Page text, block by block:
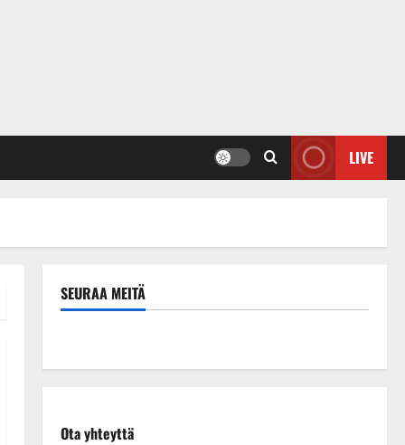
LIVE
SEURAA MEITÄ
Ota yhteyttä